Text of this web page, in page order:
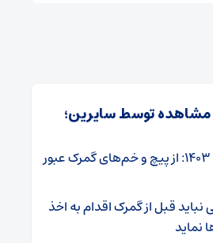
مشاهده توسط سایرین؛
قوانین واردات ۱۴۰۳: از پیچ و خم‌های گمرک عبور
قبل از گمرک اقدام به اخذ
نماید